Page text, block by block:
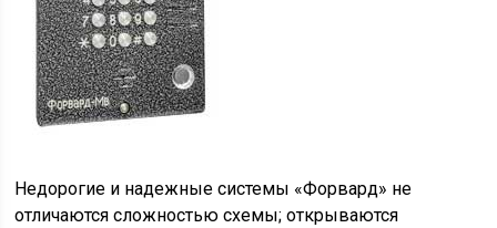
Недорогие и надежные системы «Форвард» не
отличаются сложностью схемы; открываются